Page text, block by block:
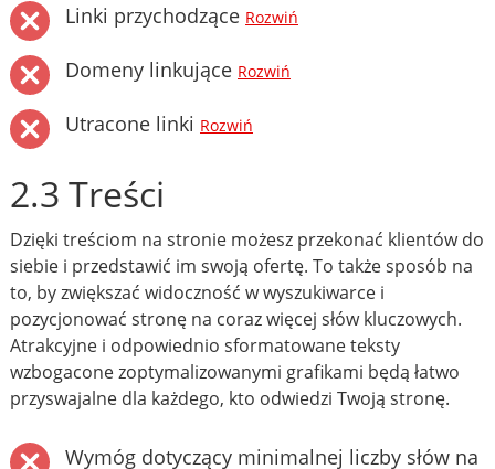
Linki przychodzące Rozwiń
Domeny linkujące Rozwiń
Utracone linki Rozwiń
2.3 Treści
Dzięki treściom na stronie możesz przekonać klientów do
siebie i przedstawić im swoją ofertę. To także sposób na
to, by zwiększać widoczność w wyszukiwarce i
pozycjonować stronę na coraz więcej słów kluczowych.
Atrakcyjne i odpowiednio sformatowane teksty
wzbogacone zoptymalizowanymi grafikami będą łatwo
przyswajalne dla każdego, kto odwiedzi Twoją stronę.
Wymóg dotyczący minimalnej liczby słów na